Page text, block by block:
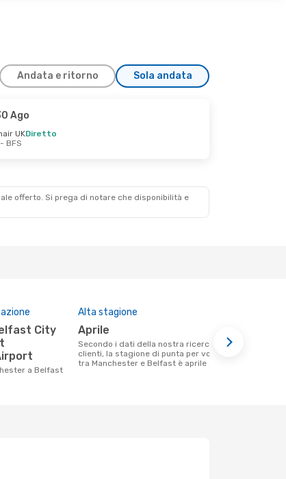
Andata e ritorno Sola andata
Ago
UKDiretto
- BFS
offerto. Si prega di notare che disponibilità e
a Belfast
Alta stagione
aprile
Secondo i dati della nostra ricerca
clienti, la stagione di punta per volare
tra Manchester e Belfast è aprile .